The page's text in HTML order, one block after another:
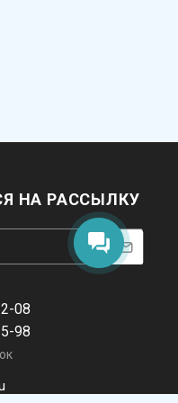
НА РАССЫЛКУ
08
98